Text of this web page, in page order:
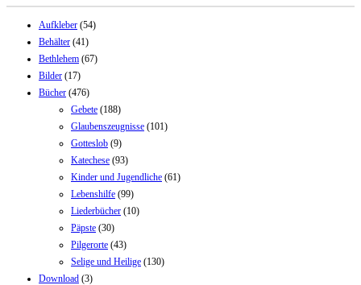
Aufkleber (54)
Behälter (41)
Bethlehem (67)
Bilder (17)
Bücher (476)
Gebete (188)
Glaubenszeugnisse (101)
Gotteslob (9)
Katechese (93)
Kinder und Jugendliche (61)
Lebenshilfe (99)
Liederbücher (10)
Päpste (30)
Pilgerorte (43)
Selige und Heilige (130)
Download (3)